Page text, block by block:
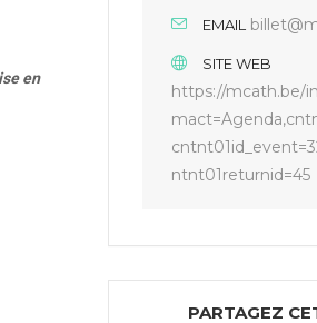
en
EMAIL
SITE WEB
https://mcath.be/
ntnt01returnid=45
PARTAGEZ